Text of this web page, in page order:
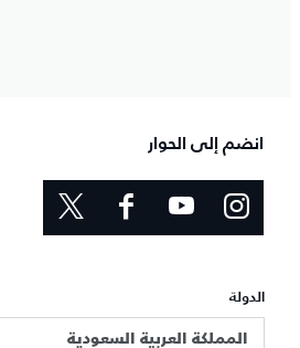
انضم إلى الحوار
الدولة
المملكة العربية السعودية